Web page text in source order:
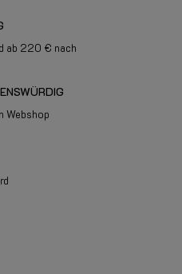
ab 220 € nach
Webshop